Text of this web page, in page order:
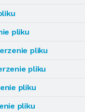
pliku
pliku
pliku
pliku
pliku